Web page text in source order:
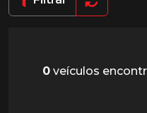
0 veículos